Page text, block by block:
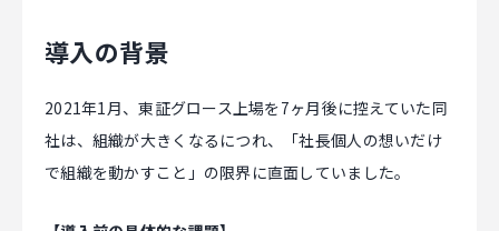
導入の背景
2021年1月、東証グロース上場を7ヶ月後に控えていた同
社は、組織が大きくなるにつれ、「社長個人の想いだけ
で組織を動かすこと」の限界に直面していました。